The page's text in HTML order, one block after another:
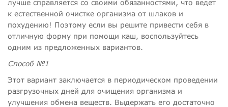
лучше справляется со своими обязанностями, что ведет
к естественной очистке организма от шлаков и
похудению! Поэтому если вы решите привести себя в
отличную форму при помощи каш, воспользуйтесь
одним из предложенных вариантов.
Способ №1
Этот вариант заключается в периодическом проведении
разгрузочных дней для очищения организма и
улучшения обмена веществ. Выдержать его достаточно